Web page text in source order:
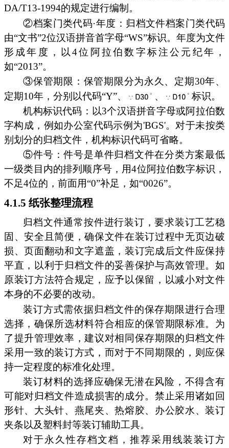
DA/T13-1994的规定进行编制。
②档案门类代码·年度：归档文件档案门类代码
由“文书”2位汉语拼音首字母“WS”标识。年度为文件
形成年度，以4位阿拉伯数字标注公元纪年，
如“2013”。
③保管期限：保管期限分为永久、定期30年、
定期10年，分别以代码“Y”、
、
标识。
机构标识代码：以3个汉语拼音字母或阿拉伯数
字构成，例如办公室代码示例为'BGS'。对于未按类
别划分的归档文件，机构标识代码可省略。
⑤件号：件号是单件归档文件在分类方案最低
一级类目内的排列顺序号，用4位阿拉伯数字标识，
不足4位的，前面用“0”补足，如“0026”。
4.1.5 纸张整理流程
归档文件通常按件进行装订，要求装订工艺稳
固、安全且简便，确保文件在装订过程中无页边破
损、页面翻动和文字遮盖，装订完成后文件应保持
平直，以利于归档文件的妥善保护与高效管理。如
原装订方法符合规定，应予以保留，以减小对文件
本身的不必要的改动。
装订方式需依据归档文件的保存期限进行合理
选择，确保所选材料符合相应的保管期限标准。为
了提升管理效率，建议对相同保存期限的归档文件
采用一致的装订方式，而对于不同期限的，则应保
持一定程度的标准化处理。
装订材料的选择应确保无潜在风险，不得含有
可能对归档文件造成损害的成分。禁止采用诸如回
形针、大头针、燕尾夹、热熔胶、办公胶水、装订
夹条以及塑料封等装订辅助工具。
对于永久性存档文档，推荐采用线装装订方